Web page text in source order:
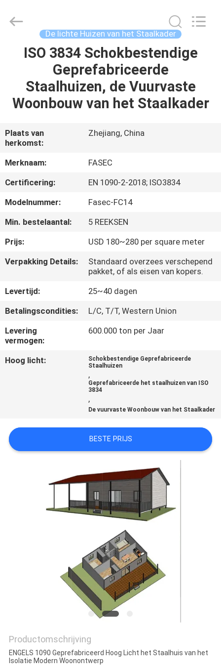
HUIS
PRODUCTEN
ONS
FABRIEKSREIS
KWALITEITSCONTROLE
CONTACTEER
ONS
GEVALLEN
VERZOEK
OM EEN
PRIVACY
POLICY
FASEC
Buildings
De lichte Huizen van het Staalkader
ISO 3834 Schokbestendige
Geprefabriceerde
Staalhuizen, de Vuurvaste
Woonbouw van het Staalkader
Plaats van
herkomst:
Zhejiang, China
Merknaam:
FASEC
Certificering:
EN 1090-2-2018; ISO3834
Modelnummer:
Fasec-FC14
Min. bestelaantal:
5 REEKSEN
Prijs:
USD 180~280 per square meter
Verpakking Details:
Standaard overzees verschepend
pakket, of als eisen van kopers.
Levertijd:
25~40 dagen
Betalingscondities:
L/C, T/T, Western Union
Levering
vermogen:
600.000 ton per Jaar
Hoog licht:
Schokbestendige Geprefabriceerde
Staalhuizen
,
Geprefabriceerde het staalhuizen van ISO
3834
,
De vuurvaste Woonbouw van het Staalkader
BESTE PRIJS
Productomschrijving
ENGELS 1090 Geprefabriceerd Hoog Licht het Staalhuis van het
Isolatie Modern Woonontwerp